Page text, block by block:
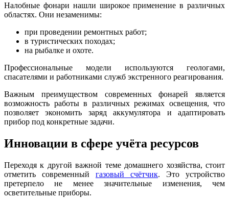
Налобные фонари нашли широкое применение в различных
областях. Они незаменимы:
при проведении ремонтных работ;
в туристических походах;
на рыбалке и охоте.
Профессиональные модели используются геологами,
спасателями и работниками служб экстренного реагирования.
Важным преимуществом современных фонарей является
возможность работы в различных режимах освещения, что
позволяет экономить заряд аккумулятора и адаптировать
прибор под конкретные задачи.
Инновации в сфере учёта ресурсов
Переходя к другой важной теме домашнего хозяйства, стоит
отметить современный газовый счётчик. Это устройство
претерпело не менее значительные изменения, чем
осветительные приборы.